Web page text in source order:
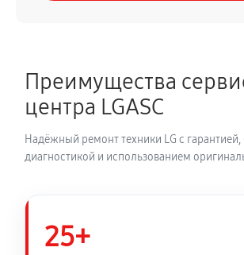
Устранение засора трубопровода
720 руб
Ремонт датчика морозильного
Прочистка дренажной системы
Преимущества
центра LGASC
Надёжный ремонт техники LG с гарантией,
диагностикой и использованием
25+